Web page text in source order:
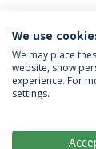
PRÓXIMOS
We use
We may place
website, show
experience. For
settings.